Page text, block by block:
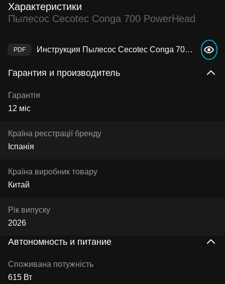
Характеристики
Пылесос Cecotec Conga 700 PowerHead
Инструкция Пылесос Cecotec Conga 700 PowerHead
Гарантия и производитель
Гарантія
12 міс
Країна реєстрації бренду
Іспанія
Країна виробник товару
Китай
Рік випуску
2026
Автономность и питание
Споживана потужність
615 Вт